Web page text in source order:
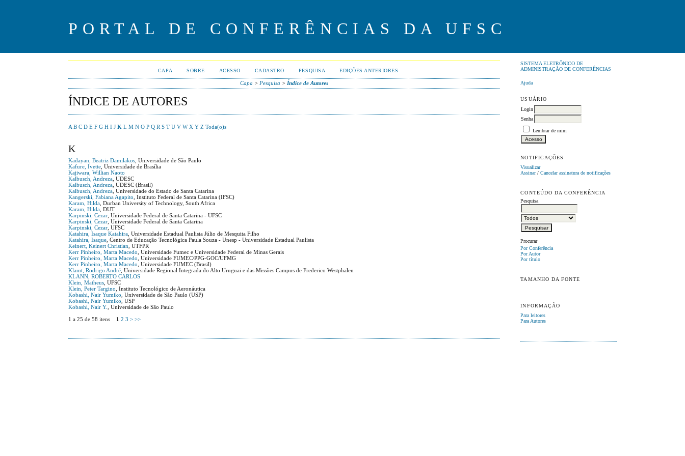
PORTAL DE CONFERÊNCIAS DA UFSC
SISTEMA ELETRÔNICO DE
ADMINISTRAÇÃO DE CONFERÊNCIAS
Ajuda
USUÁRIO
Login
Senha
Lembrar de mim
NOTIFICAÇÕES
Visualizar
Assinar/Cancelar assinatura de notificações
CONTEÚDO DA CONFERÊNCIA
Pesquisa
Procurar
Por Conferência
Por Autor
Por título
TAMANHO DA FONTE
INFORMAÇÃO
Para leitores
Para Autores
CAPA SOBRE ACESSO CADASTRO PESQUISA EDIÇÕES ANTERIORES
Capa > Pesquisa > Índice de Autores
ÍNDICE DE AUTORES
A B C D E F G H I J K L M N O P Q R S T U V W X Y Z Toda(o)s
K
Kadayan, Beatriz Damilakos , Universidade de São Paulo
Kafure, Ivette , Universidade de Brasília
Kajiwara, Willian Naoto
Kalbusch, Andreza , UDESC
Kalbusch, Andreza , UDESC (Brasil)
Kalbusch, Andreza , Universidade do Estado de Santa Catarina
Kangerski, Fabiana Agapito , Instituto Federal de Santa Catarina (IFSC)
Karam, Hilda , Durban University of Technology, South Africa
Karam, Hilda , DUT
Karpinski, Cezar , Universidade Federal de Santa Catarina - UFSC
Karpinski, Cezar , Universidade Federal de Santa Catarina
Karpinski, Cezar , UFSC
Katahira, Isaque Katahira , Universidade Estadual Paulista Júlio de Mesquita Filho
Katahira, Isaque , Centro de Educação Tecnológica Paula Souza - Unesp - Universidade Estadual Paulista
Keinert, Keinert Christian , UTFPR
Kerr Pinheiro, Marta Macedo , Universidade Fumec e Universidade Federal de Minas Gerais
Kerr Pinheiro, Marta Macedo , Universidade FUMEC/PPG-GOC/UFMG
Kerr Pinheiro, Marta Macedo , Universidade FUMEC (Brasil)
Klamt, Rodrigo André , Universidade Regional Integrada do Alto Uruguai e das Missões Campus de Frederico Westphalen
KLANN, ROBERTO CARLOS
Klein, Matheus , UFSC
Klein, Peter Targino , Instituto Tecnológico de Aeronáutica
Kobashi, Nair Yumiko , Universidade de São Paulo (USP)
Kobashi, Nair Yumiko , USP
Kobashi, Nair Y.
, Universidade de São Paulo
1 a 25 de 58 itens 1 2 3 > >>